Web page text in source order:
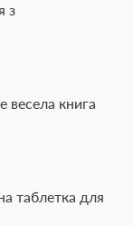
з
весела книга
таблетка для